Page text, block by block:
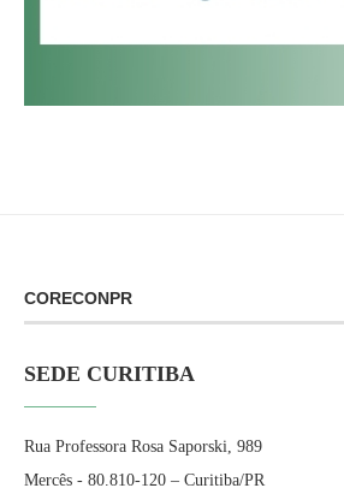
CORECONPR
SEDE CURITIBA
Rua Professora Rosa Saporski, 989
Mercês - 80.810-120 – Curitiba/PR